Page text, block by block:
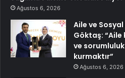
Ağustos 6, 2026
Aile ve
Göktaş:
ve
kurmaktır”
Ağustos 6, 2026